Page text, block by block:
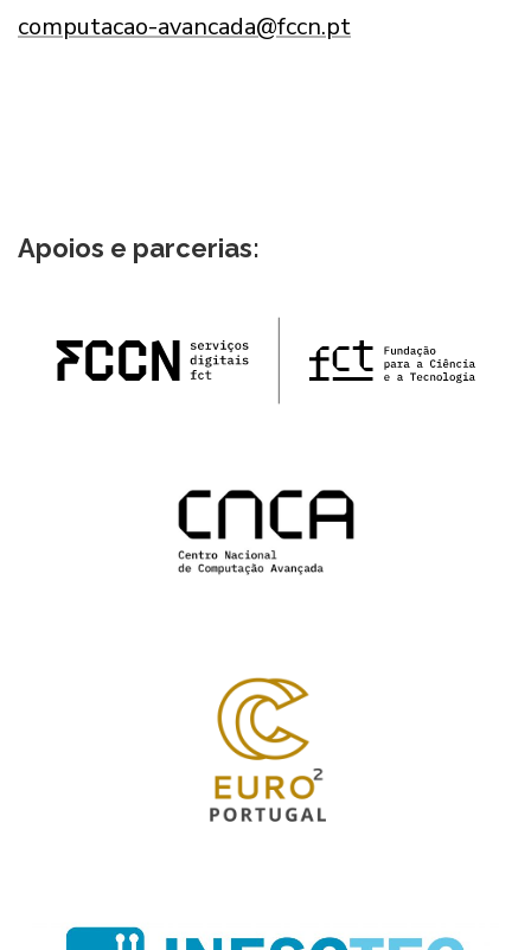
computacao-avancada@fccn.pt
Apoios e parcerias: